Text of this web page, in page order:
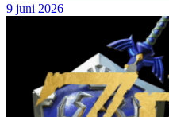
9 juni 2026